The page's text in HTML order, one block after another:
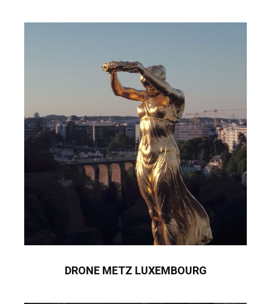
DRONE METZ LUXEMBOURG